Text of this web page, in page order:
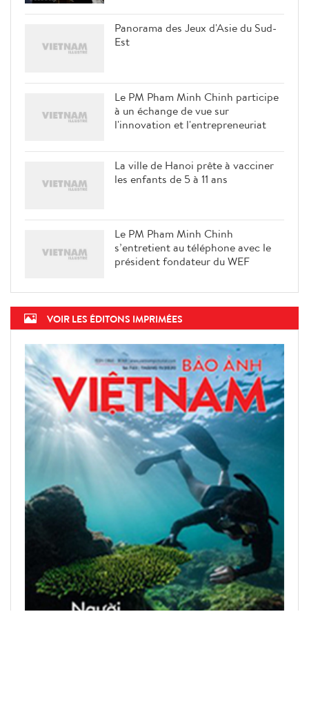
Panorama des Jeux d'Asie du Sud-
Est
Le PM Pham Minh Chinh participe
à un échange de vue sur
l'innovation et l'entrepreneuriat
La ville de Hanoi prête à vacciner
les enfants de 5 à 11 ans
Le PM Pham Minh Chinh
s’entretient au téléphone avec le
président fondateur du WEF
VOIR LES ÉDITONS IMPRIMÉES